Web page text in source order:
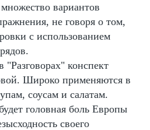
вариантов
не говоря о том,
с использованием
"Разговорах" конспект
Широко применяются в
соусам и салатам.
головная боль Европы
своего